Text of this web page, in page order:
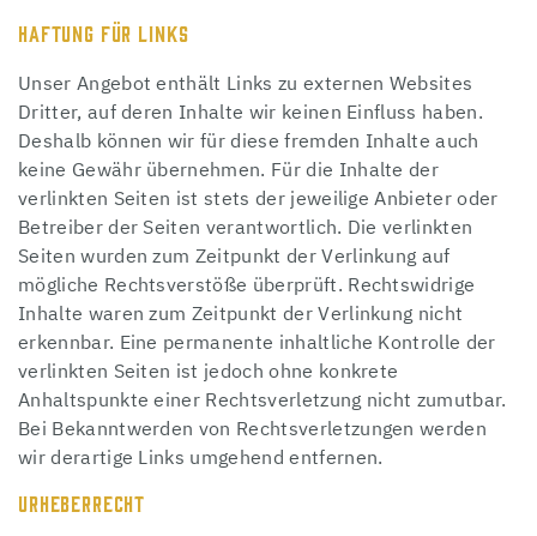
HAFTUNG FÜR LINKS
Unser Angebot enthält Links zu externen Websites
Dritter, auf deren Inhalte wir keinen Einfluss haben.
Deshalb können wir für diese fremden Inhalte auch
keine Gewähr übernehmen. Für die Inhalte der
verlinkten Seiten ist stets der jeweilige Anbieter oder
Betreiber der Seiten verantwortlich. Die verlinkten
Seiten wurden zum Zeitpunkt der Verlinkung auf
mögliche Rechtsverstöße überprüft. Rechtswidrige
Inhalte waren zum Zeitpunkt der Verlinkung nicht
erkennbar. Eine permanente inhaltliche Kontrolle der
verlinkten Seiten ist jedoch ohne konkrete
Anhaltspunkte einer Rechtsverletzung nicht zumutbar.
Bei Bekanntwerden von Rechtsverletzungen werden
wir derartige Links umgehend entfernen.
URHEBERRECHT